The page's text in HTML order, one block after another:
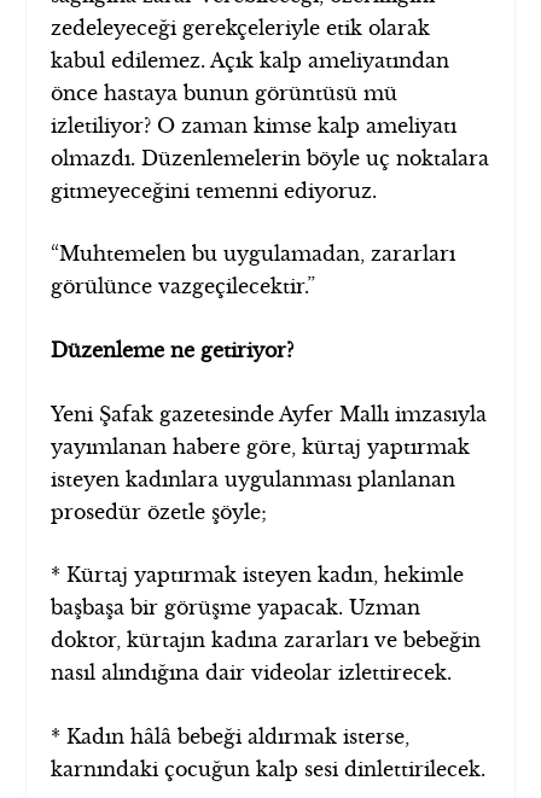
zedeleyeceği gerekçeleriyle etik olarak
kabul edilemez. Açık kalp ameliyatından
önce hastaya bunun görüntüsü mü
izletiliyor? O zaman kimse kalp ameliyatı
olmazdı. Düzenlemelerin böyle uç noktalara
gitmeyeceğini temenni ediyoruz.
“Muhtemelen bu uygulamadan, zararları
görülünce vazgeçilecektir.”
Düzenleme ne getiriyor?
Yeni Şafak gazetesinde Ayfer Mallı imzasıyla
yayımlanan habere göre, kürtaj yaptırmak
isteyen kadınlara uygulanması planlanan
prosedür özetle şöyle;
* Kürtaj yaptırmak isteyen kadın, hekimle
başbaşa bir görüşme yapacak. Uzman
doktor, kürtajın kadına zararları ve bebeğin
nasıl alındığına dair videolar izlettirecek.
* Kadın hâlâ bebeği aldırmak isterse,
karnındaki çocuğun kalp sesi dinlettirilecek.